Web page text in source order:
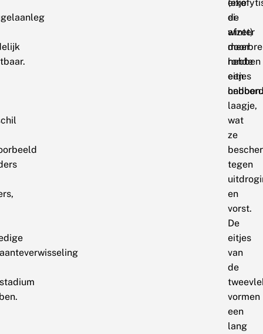
ei-
afzet)
meer
ronde
eitjes
eitje
de
winter
hebben
een
laagje,
wat
ze
tegen
en
vorst.
De
eitjes
van
de
vormen
een
lang